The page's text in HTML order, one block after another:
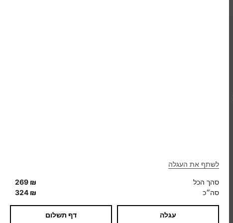
לשתף את העגלה
סהך הכל 269 ₪
סה״כ
324 ₪
עגלה דף תשלום